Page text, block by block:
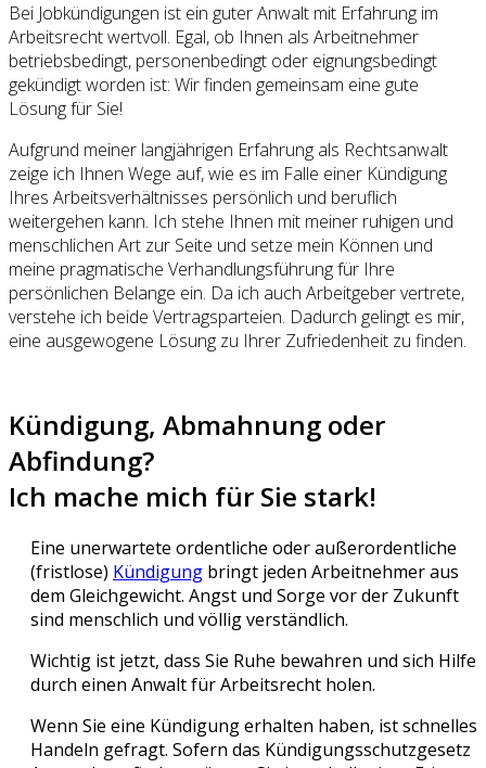
Bei Jobkündigungen ist ein guter Anwalt mit Erfahrung im
Arbeitsrecht wertvoll. Egal, ob Ihnen als Arbeitnehmer
betriebsbedingt, personenbedingt oder eignungsbedingt
gekündigt worden ist: Wir finden gemeinsam eine gute
Lösung für Sie!
Aufgrund meiner langjährigen Erfahrung als Rechtsanwalt
zeige ich Ihnen Wege auf, wie es im Falle einer Kündigung
Ihres Arbeitsverhältnisses persönlich und beruflich
weitergehen kann. Ich stehe Ihnen mit meiner ruhigen und
menschlichen Art zur Seite und setze mein Können und
meine pragmatische Verhandlungsführung für Ihre
persönlichen Belange ein. Da ich auch Arbeitgeber vertrete,
verstehe ich beide Vertragsparteien. Dadurch gelingt es mir,
eine ausgewogene Lösung zu Ihrer Zufriedenheit zu finden.
Kündigung, Abmahnung oder
Abfindung?
Ich mache mich für Sie stark!
Eine unerwartete ordentliche oder außerordentliche
(fristlose) Kündigung bringt jeden Arbeitnehmer aus
dem Gleichgewicht. Angst und Sorge vor der Zukunft
sind menschlich und völlig verständlich.
Wichtig ist jetzt, dass Sie Ruhe bewahren und sich Hilfe
durch einen Anwalt für Arbeitsrecht holen.
Wenn Sie eine Kündigung erhalten haben, ist schnelles
Handeln gefragt. Sofern das Kündigungsschutzgesetz